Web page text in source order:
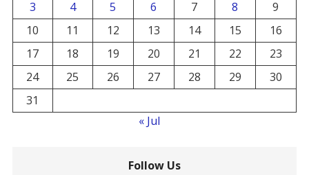
3
4 5 6 7 8
9
10
11 12 13 14 15
16
17
18 19 20 21 22
23
24
25 26 27 28 29
30
31
« Jul
Follow Us